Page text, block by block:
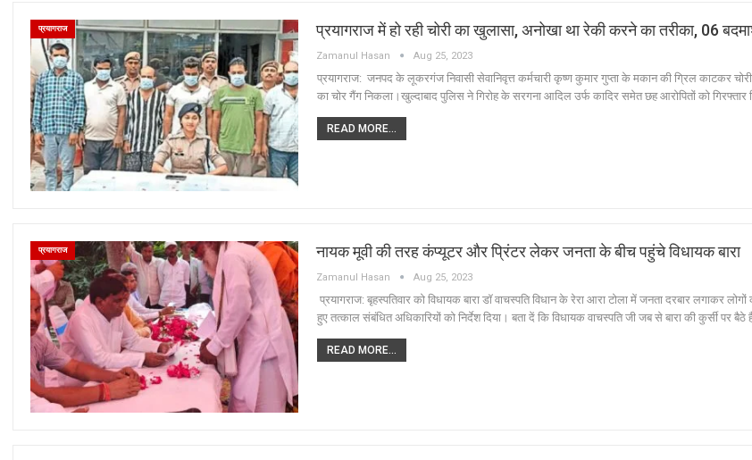
प्रयागराज प्रयागराज में हो रही चोरी का खुलासा, अनोखा था रेकी करने का तरीका, 06
Zamanul Hasan Aug 25, 2023
प्रयागराज: जनपद के लूकरगंज निवासी सेवानिवृत्त कर्मचारी कृष्ण कुमार गुप्ता के मकान की ग्रिल काटकर चोरी
का चोर गैंग निकला।खुल्दाबाद पुलिस ने गिरोह के सरगना आदिल उर्फ कादिर समेत छह आरोपितों को
READ MORE...
प्रयागराज नायक मूवी की तरह कंप्यूटर और प्रिंटर लेकर जनता के बीच पहुंचे विधायक बारा
Zamanul Hasan Aug 25, 2023
प्रयागराज: बृहस्पतिवार को विधायक बारा डॉ वाचस्पति विधान के रेरा आरा टोला में जनता दरबार लगाकर
हुए तत्काल संबंधित अधिकारियों को निर्देश दिया। बता दें कि विधायक वाचस्पति जी जब से बारा की कुर्सी पर बैठे
READ MORE...